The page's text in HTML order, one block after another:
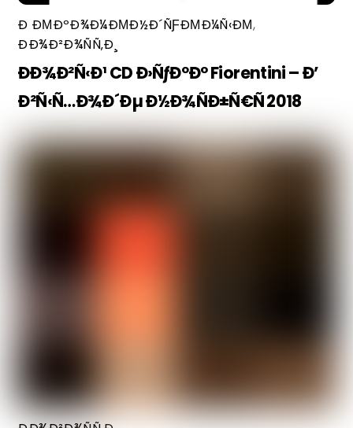
Ð ÐΜÐºÐ¾Ð¼ÐΜÐ½Ð´ÑƑÐΜÐ¼Ñ‹ÐΜ,
ÐÐ¾Ð²Ð¾ÑÑ‚Ð¸
ÐÐ¾Ð²Ñ‹Ð¹ CD Ð›ÑƒÐºÐ° Fiorentini – Ð’
Ð²Ñ‹Ñ…Ð¾Ð´Ðµ Ð½Ð¾ÑÐ±Ñ€Ñ 2018